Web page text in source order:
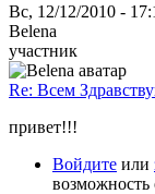
Вс, 12/12/2010 -
Belena
участник
Re: Всем
привет!!!
Войдите или
возможность